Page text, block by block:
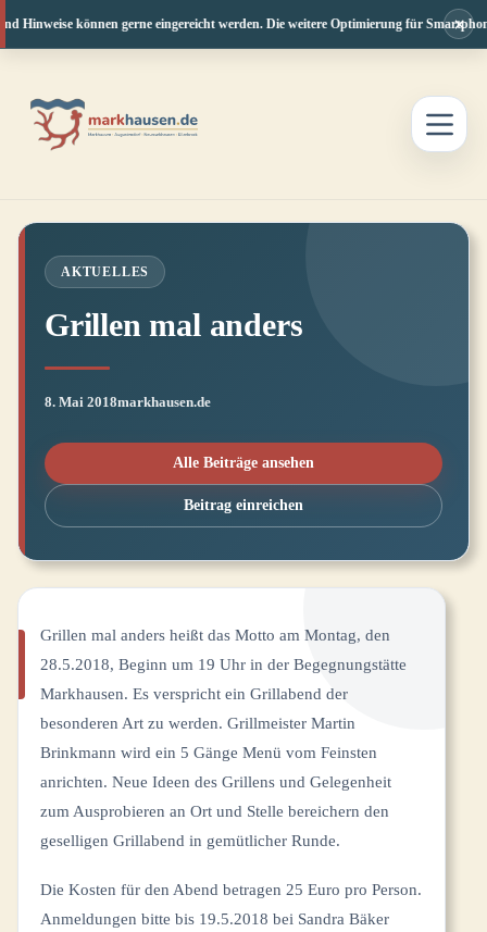
können gerne eingereicht werden. Die weitere Optimierung für ×
springen
AKTUELLES
Grillen mal anders
8. Mai 2018markhausen.de
Alle Beiträge ansehen
Beitrag einreichen
Grillen mal anders heißt das Motto am Montag, den
28.5.2018, Beginn um 19 Uhr in der Begegnungstätte
Markhausen. Es verspricht ein Grillabend der
besonderen Art zu werden. Grillmeister Martin
Brinkmann wird ein 5 Gänge Menü vom Feinsten
anrichten. Neue Ideen des Grillens und Gelegenheit
zum Ausprobieren an Ort und Stelle bereichern den
geselligen Grillabend in gemütlicher Runde.
Die Kosten für den Abend betragen 25 Euro pro Person.
Anmeldungen bitte bis 19.5.2018 bei Sandra Bäker